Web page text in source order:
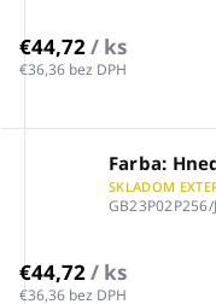
€44,72/ ks
€36,36 bez DPH
Farba:
SKLADOM
GB23P02P256/
€44,72/ ks
€36,36 bez DPH